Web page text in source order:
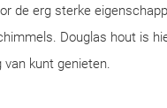
de erg sterke
Douglas hout is
van kunt genieten.